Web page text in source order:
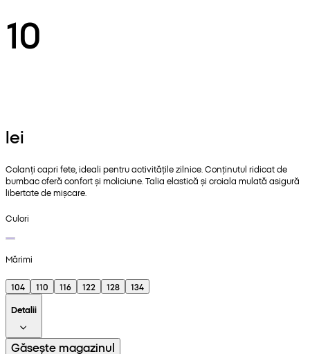
10
lei
Colanți capri fete, ideali pentru activitățile zilnice. Conținutul ridicat de
bumbac oferă confort și moliciune. Talia elastică și croiala mulată asigură
libertate de mișcare.
Culori
Mărimi
104 110 116 122 128
134
Detalii
Găsește magazinul